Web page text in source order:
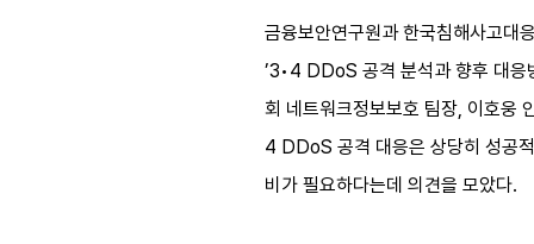
금융보안연구원과 한국침해사고
’3•4 DDoS 공격 분석과 향후 대응
회 네트워크정보보호 팀장, 이호웅
4 DDoS 공격 대응은 상당히 성공
비가 필요하다는데 의견을 모았다.